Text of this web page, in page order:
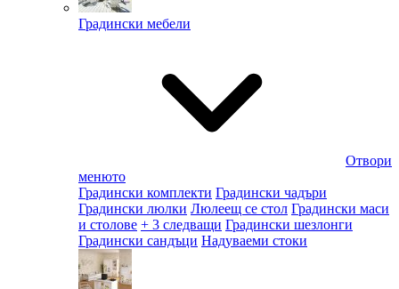
Градински мебели
Отвори
менюто
Градински комплекти Градински чадъри
Градински люлки Люлеещ се стол Градински маси
и столове + 3 следващи Градински шезлонги
Градински сандъци Надуваеми стоки